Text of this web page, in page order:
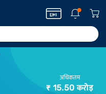
अधिकतम
₹ 15.50 करोड़